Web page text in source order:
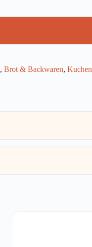
, Brot & Backwaren, Kuchen